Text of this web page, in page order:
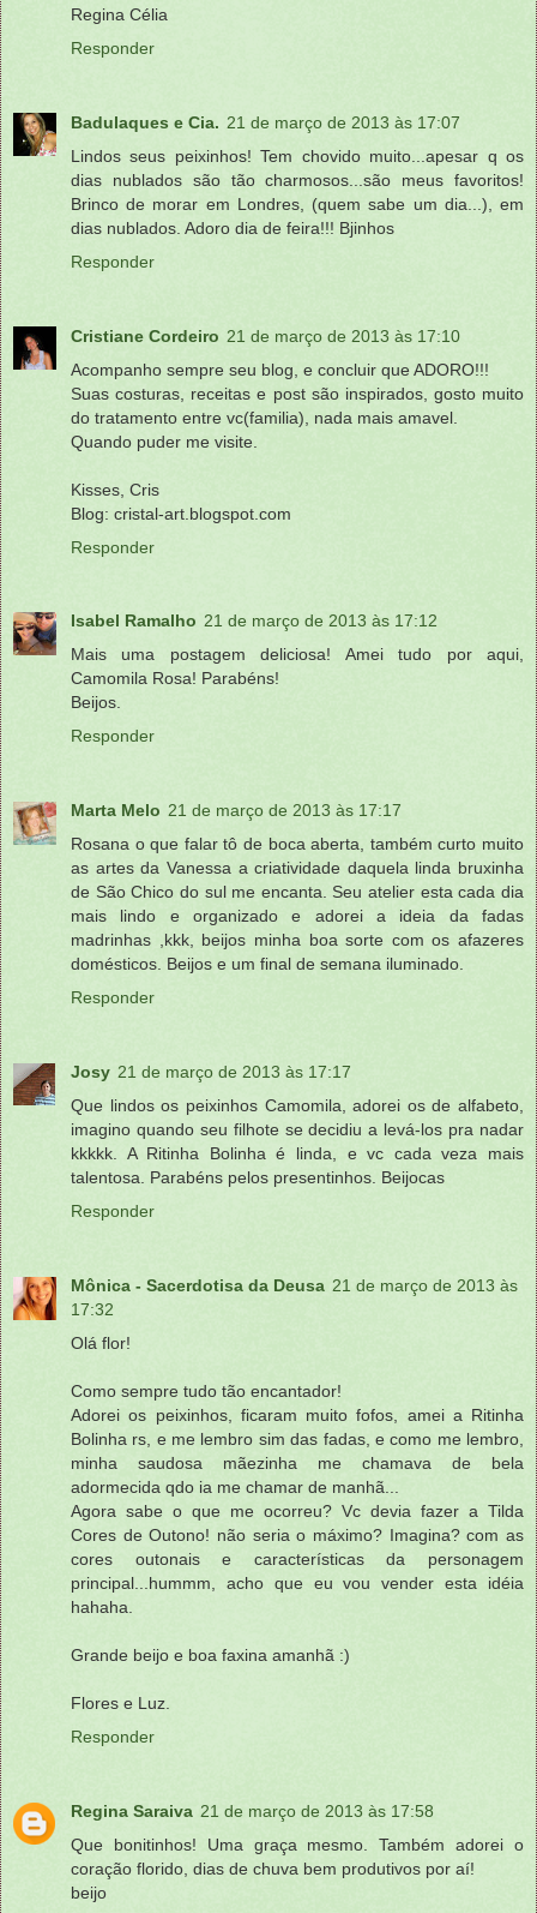
Regina Célia
Responder
Badulaques e Cia. 21 de março de 2013 às 17:07
Lindos seus peixinhos! Tem chovido muito...apesar q os
dias nublados são tão charmosos...são meus favoritos!
Brinco de morar em Londres, (quem sabe um dia...), em
dias nublados. Adoro dia de feira!!! Bjinhos
Responder
Cristiane Cordeiro 21 de março de 2013 às 17:10
Acompanho sempre seu blog, e concluir que ADORO!!!
Suas costuras, receitas e post são inspirados, gosto muito
do tratamento entre vc(familia), nada mais amavel.
Quando puder me visite.
Kisses, Cris
Blog: cristal-art.blogspot.com
Responder
Isabel Ramalho 21 de março de 2013 às 17:12
Mais uma postagem deliciosa! Amei tudo por aqui,
Camomila Rosa! Parabéns!
Beijos.
Responder
Marta Melo 21 de março de 2013 às 17:17
Rosana o que falar tô de boca aberta, também curto muito
as artes da Vanessa a criatividade daquela linda bruxinha
de São Chico do sul me encanta. Seu atelier esta cada dia
mais lindo e organizado e adorei a ideia da fadas
madrinhas ,kkk, beijos minha boa sorte com os afazeres
domésticos. Beijos e um final de semana iluminado.
Responder
Josy 21 de março de 2013 às 17:17
Que lindos os peixinhos Camomila, adorei os de alfabeto,
imagino quando seu filhote se decidiu a levá-los pra nadar
kkkkk. A Ritinha Bolinha é linda, e vc cada veza mais
talentosa. Parabéns pelos presentinhos. Beijocas
Responder
Mônica - Sacerdotisa da Deusa 21 de março de 2013 às
17:32
Olá flor!
Como sempre tudo tão encantador!
Adorei os peixinhos, ficaram muito fofos, amei a Ritinha
Bolinha rs, e me lembro sim das fadas, e como me lembro,
minha saudosa mãezinha me chamava de bela
adormecida qdo ia me chamar de manhã...
Agora sabe o que me ocorreu? Vc devia fazer a Tilda
Cores de Outono! não seria o máximo? Imagina? com as
cores outonais e características da personagem
principal...hummm, acho que eu vou vender esta idéia
hahaha.
Grande beijo e boa faxina amanhã :)
Flores e Luz.
Responder
Regina Saraiva 21 de março de 2013 às 17:58
Que bonitinhos! Uma graça mesmo. Também adorei o
coração florido, dias de chuva bem produtivos por aí!
beijo